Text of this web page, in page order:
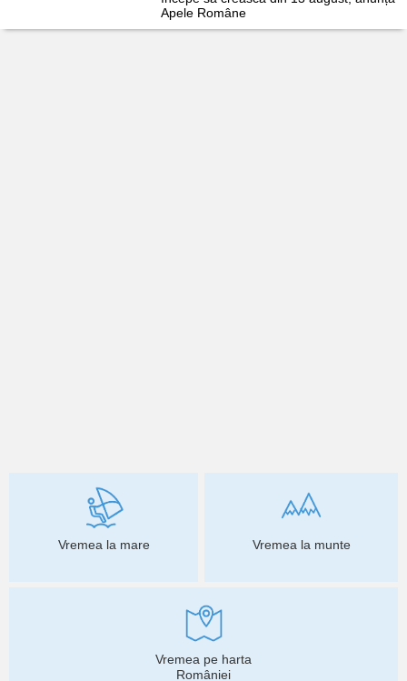
Apele Române
Vremea la mare Vremea la munte
Vremea pe harta
României